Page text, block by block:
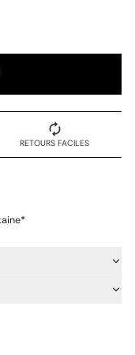
RETOURS FACILES